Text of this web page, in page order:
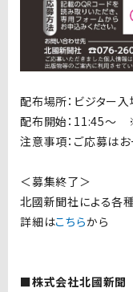
配布場所：ビジター
配布開始：11:45〜
注意事項：ご応募は
＜募集終了＞
北國新聞社による各
詳細はこちらから
■株式会社北國新聞